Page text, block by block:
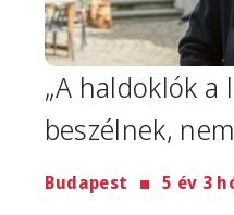
„A haldoklók a
beszélnek,
Budapest 5 év 3